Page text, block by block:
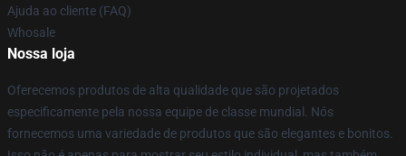
Ajuda ao cliente (FAQ)
Whosale
Nossa loja
Oferecemos produtos de alta qualidade que são projetados
especificamente pela nossa equipe de classe mundial. Nós
fornecemos uma variedade de produtos que são elegantes e bonitos.